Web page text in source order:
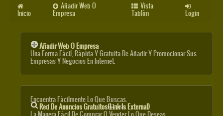
Inicio
Añadir Web O
Empresa
Vista
Tablón Login
Añadir Web O Empresa
Una Forma Fácil, Rápida Y Gratuita De Añadir Y Promocionar Sus
Empresas Y Negocios En Internet.
Encuentra Fácilmente Lo Que Buscas.
Red De Anuncios Gratuitos(link Is External)
La Manera Fácil De Comprar O Vender Lo Que Deseas.